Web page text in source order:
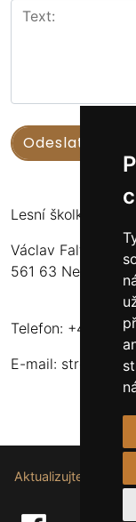
Lesní školka Nekoř
Václav Faltus
561 63 Nekoř 251
Telefon: +420
E-mail:
Aktualizujte